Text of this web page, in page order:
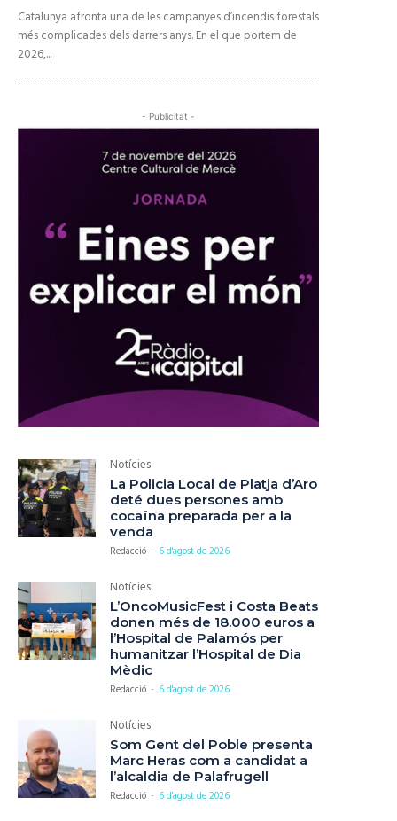
Catalunya afronta una de les campanyes d’incendis forestals
més complicades dels darrers anys. En el que portem de
2026,...
- Publicitat -
Notícies
La Policia Local de Platja d’Aro
deté dues persones amb
cocaïna preparada per a la
venda
Redacció - 6 d'agost de 2026
Notícies
L’OncoMusicFest i Costa Beats
donen més de 18.000 euros a
l’Hospital de Palamós per
humanitzar l’Hospital de Dia
Mèdic
Redacció - 6 d'agost de 2026
Notícies
Som Gent del Poble presenta
Marc Heras com a candidat a
l’alcaldia de Palafrugell
Redacció - 6 d'agost de 2026